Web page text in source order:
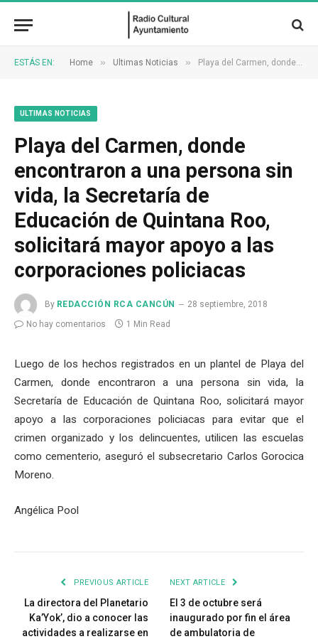
ESTÁS EN: Home » Ultimas Noticias » Playa del Carmen, donde encontraron a una persona sin vida, la Secretaría de Educación de Quintana Roo, solicitará mayor apoyo a las corporaciones policiacas
ULTIMAS NOTICIAS
Playa del Carmen, donde
encontraron a una persona sin
vida, la Secretaría de
Educación de Quintana Roo,
solicitará mayor apoyo a las
corporaciones policiacas
By REDACCIÓN RCA CANCÚN
28 septiembre, 2018
No hay comentarios
1 Min Read
Luego de los hechos registrados en un plantel de Playa del
Carmen, donde encontraron a una persona sin vida, la
Secretaría de Educación de Quintana Roo, solicitará mayor
apoyo a las corporaciones policiacas para evitar que el
crimen organizado y los delincuentes, utilicen las escuelas
como cementerio, aseguró el subsecretario Carlos Gorocica
Moreno.
Angélica Pool
PREVIOUS ARTICLE
La directora del Planetario
Ka’Yok’, dio a conocer las
actividades a realizarse en
NEXT ARTICLE
El 3 de octubre será
inaugurado por fin el área
de ambulatoria de